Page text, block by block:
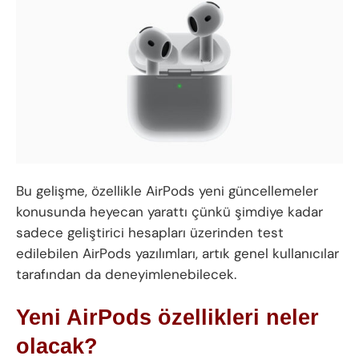
Bu gelişme, özellikle AirPods yeni güncellemeler
konusunda heyecan yarattı çünkü şimdiye kadar
sadece geliştirici hesapları üzerinden test
edilebilen AirPods yazılımları, artık genel kullanıcılar
tarafından da deneyimlenebilecek.
Yeni AirPods özellikleri neler
olacak?